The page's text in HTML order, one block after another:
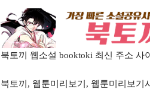
북토끼 웹소설 booktoki 최신 주소 사
북토끼, 웹툰미리보기, 웹툰미리보기